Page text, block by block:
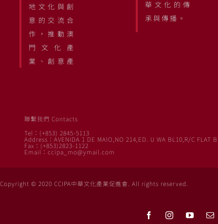
地文化與創
意的交流合
作，推動澳
門文化產
業、創意產
華文化的傳
承與傳播。
聯繫我們 Contacts
Tel：(+853) 2845-5113
Address：AVENIDA 1 DE MAIO,NO 214,ED. U WA BL10,R/C FLAT B
Fax：(+853)2823-1122
Email：ccipa_mo@ymail.com
Copyright © 2020 CCIPA中華文化產業促進會. All rights reserved.